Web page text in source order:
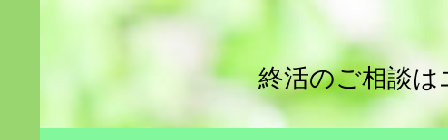
終活のご相談